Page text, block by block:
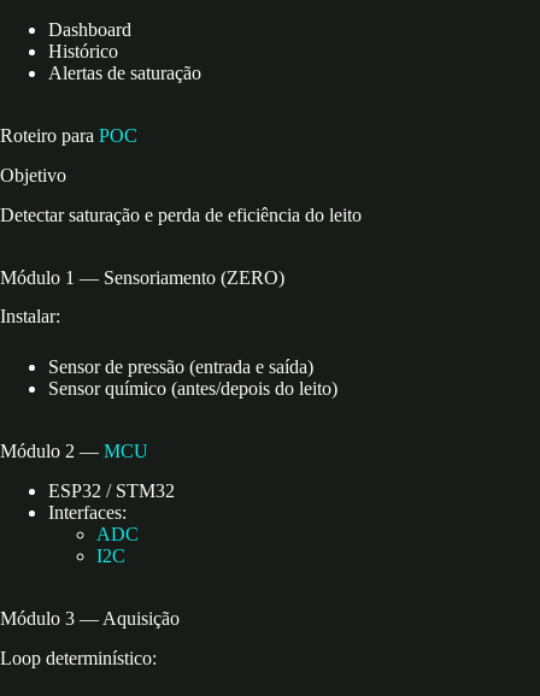
Dashboard
Histórico
Alertas de saturação
Roteiro para POC
Objetivo
Detectar saturação e perda de eficiência do leito
Módulo 1 — Sensoriamento (ZERO)
Instalar:
Sensor de pressão (entrada e saída)
Sensor químico (antes/depois do leito)
Módulo 2 — MCU
ESP32 / STM32
Interfaces:
ADC
I2C
Módulo 3 — Aquisição
Loop determinístico: